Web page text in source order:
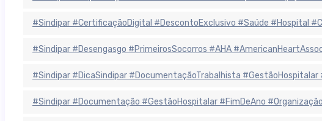
#Sindipar #CertificaçãoDigital #DescontoExclusivo #Saúde #Hospital
#Sindipar #Desengasgo #PrimeirosSocorros #AHA
#Sindipar #DicaSindipar #DocumentaçãoTrabalhista
#Sindipar #Documentação #GestãoHospitalar #FimDeAno #Organização